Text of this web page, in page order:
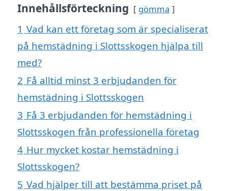
Innehållsförteckning gömma
1 Vad kan ett företag som är specialiserat
på hemstädning i Slottsskogen hjälpa till
med?
2 Få alltid minst 3 erbjudanden för
hemstädning i Slottsskogen
3 Få 3 erbjudanden för hemstädning i
Slottsskogen från professionella företag
4 Hur mycket kostar hemstädning i
Slottsskogen?
5 Vad hjälper till att bestämma priset på